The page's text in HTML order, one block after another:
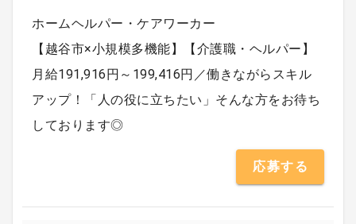
ホームヘルパー・ケアワーカー
【越谷市×小規模多機能】【介護職・ヘルパー】
月給191,916円～199,416円／働きながらスキル
アップ！「人の役に立ちたい」そんな方をお待ち
しております◎
応募する